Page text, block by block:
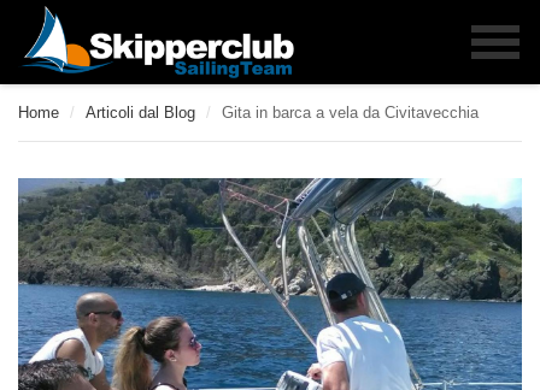
Home / Articoli dal Blog / Gita in barca a vela da Civitavecchia